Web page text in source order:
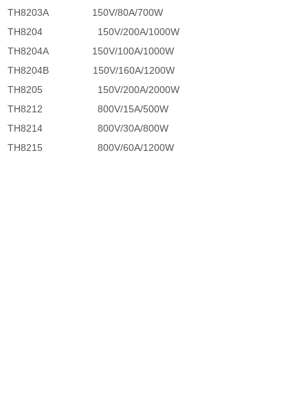
TH8203A 150V/80A/700W
TH8204 150V/200A/1000W
TH8204A 150V/100A/1000W
TH8204B 150V/160A/1200W
TH8205 150V/200A/2000W
TH8212800V/15A/500W
TH8214800V/30A/800W
TH8215800V/60A/1200W